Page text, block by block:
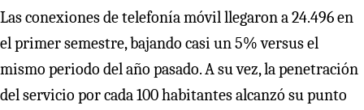
Las conexiones de telefonía móvil llegaron a 24.496 en
el primer semestre, bajando casi un 5% versus el
mismo periodo del año pasado. A su vez, la penetración
del servicio por cada 100 habitantes alcanzó su punto